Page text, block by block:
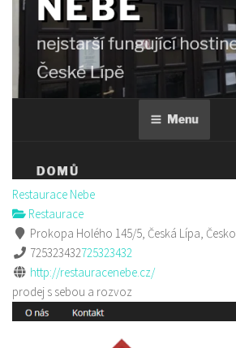
Restaurace Nebe
Restaurace
Prokopa Holého 145/5, Česká Lípa, Česko
725323432725323432
http://restauracenebe.cz/
prodej s sebou a rozvoz